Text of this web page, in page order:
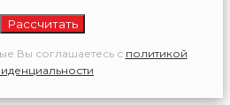
Вы соглашаетесь с политикой